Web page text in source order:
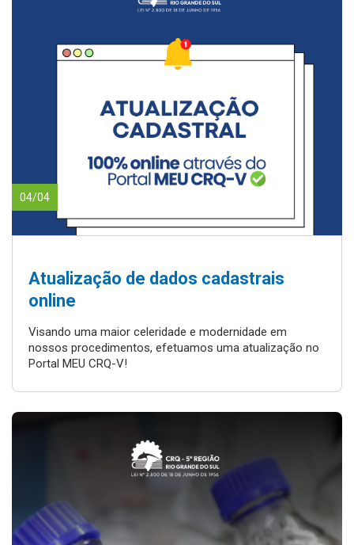
04/04
Atualização de dados cadastrais
online
Visando uma maior celeridade e modernidade em
nossos procedimentos, efetuamos uma atualização no
Portal MEU CRQ-V!